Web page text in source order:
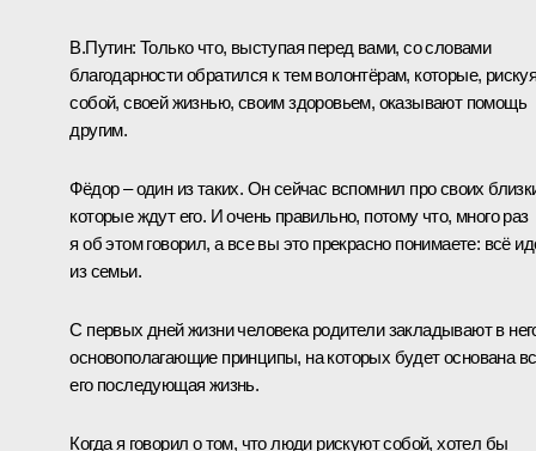
В.Путин: Только что, выступая перед вами, со словами
благодарности обратился к тем волонтёрам, которые,
собой, своей жизнью, своим здоровьем, оказывают помощь
другим.
Фёдор – один из таких. Он сейчас вспомнил про своих
которые ждут его. И очень правильно, потому что, много раз
я об этом говорил, а все вы это прекрасно понимаете: всё
из семьи.
С первых дней жизни человека родители закладывают в
основополагающие принципы, на которых будет основана
его последующая жизнь.
Когда я говорил о том, что люди рискуют собой, хотел бы